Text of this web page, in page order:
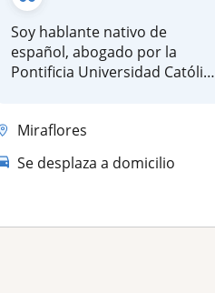
Soy hablante nativo de
español, abogado por la
Pontificia Universidad Católica
Miraflores
Se desplaza a domicilio